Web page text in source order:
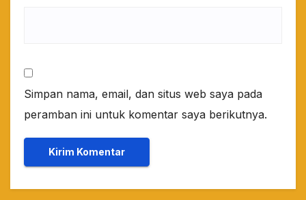
Simpan nama, email, dan situs web saya pada
peramban ini untuk komentar saya berikutnya.